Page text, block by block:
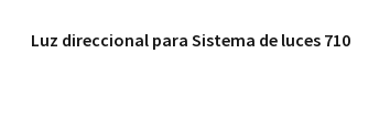
Luz direccional para Sistema de luces 710